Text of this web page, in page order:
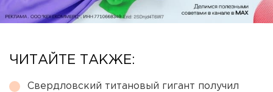
ЧИТАЙТЕ ТАКЖЕ:
Свердловский титановый гигант получил